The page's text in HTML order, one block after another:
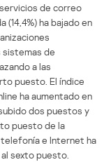
de correo
(14,4%) ha bajado en
sistemas de
a las
puesto. El índice
ha aumentado en
dos puestos y
puesto de la
e Internet ha
sexto puesto.